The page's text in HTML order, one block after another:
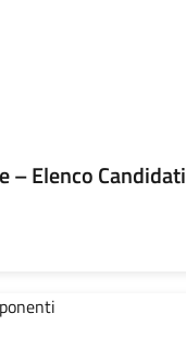
– Elenco Candidati